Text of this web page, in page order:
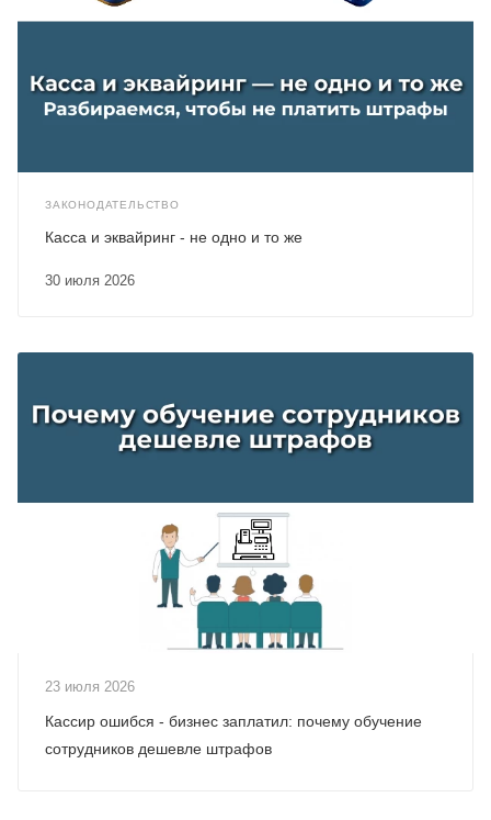
ЗАКОНОДАТЕЛЬСТВО
30 июля 2026
Касса и эквайринг - не одно и то же
23 июля 2026
Кассир ошибся - бизнес заплатил: почему обучение
сотрудников дешевле штрафов